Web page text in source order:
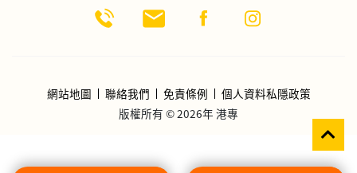
網站地圖 聯絡我們 免責條例
個人資料私隱政策
版權所有 © 2026年 港專